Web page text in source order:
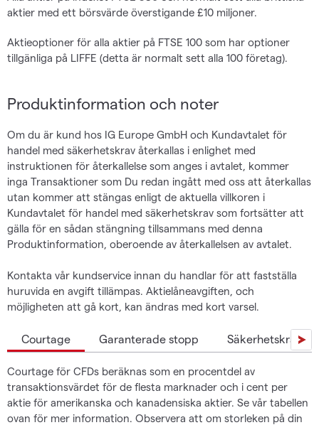
aktier med ett börsvärde överstigande £10 miljoner.
Aktieoptioner för alla aktier på FTSE 100 som har optioner
tillgänliga på LIFFE (detta är normalt sett alla 100 företag).
Produktinformation och noter
Om du är kund hos IG Europe GmbH och Kundavtalet för
handel med säkerhetskrav återkallas i enlighet med
instruktionen för återkallelse som anges i avtalet, kommer
inga Transaktioner som Du redan ingått med oss att återkallas
utan kommer att stängas enligt de aktuella villkoren i
Kundavtalet för handel med säkerhetskrav som fortsätter att
gälla för en sådan stängning tillsammans med denna
Produktinformation, oberoende av återkallelsen av avtalet.
Kontakta vår kundservice innan du handlar för att fastställa
huruvida en avgift tillämpas. Aktielåneavgiften, och
möjligheten att gå kort, kan ändras med kort varsel.
Courtage Garanterade stopp Säkerhetskrav i
Courtage för CFDs beräknas som en procentdel av
transaktionsvärdet för de flesta marknader och i cent per
aktie för amerikanska och kanadensiska aktier. Se vår tabellen
ovan för mer information. Observera att om storleken på din